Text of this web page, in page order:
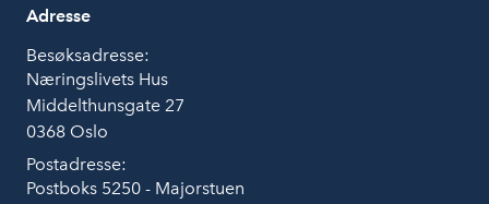
Adresse
Besøksadresse:
Næringslivets Hus
Middelthunsgate 27
0368 Oslo
Postadresse:
Postboks 5250 - Majorstuen